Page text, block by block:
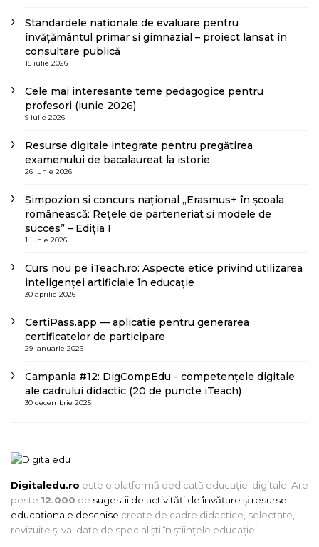
Standardele naționale de evaluare pentru
învățământul primar și gimnazial – proiect lansat în
consultare publică
15 iulie 2026
Cele mai interesante teme pedagogice pentru
profesori (iunie 2026)
9 iulie 2026
Resurse digitale integrate pentru pregătirea
examenului de bacalaureat la istorie
26 iunie 2026
Simpozion și concurs național „Erasmus+ în școala
românească: Rețele de parteneriat și modele de
succes” – Ediția I
1 iunie 2026
Curs nou pe iTeach.ro: Aspecte etice privind utilizarea
inteligenței artificiale în educație
30 aprilie 2026
CertiPass.app — aplicație pentru generarea
certificatelor de participare
29 ianuarie 2026
Campania #12: DigCompEdu - competențele digitale
ale cadrului didactic (20 de puncte iTeach)
30 decembrie 2025
Digitaledu.ro este o platformă dedicată educației digitale. Are
peste 12.000 de sugestii de activități de învățare și resurse
educaționale deschise create de cadre didactice, selectate,
revizuite și validate de specialiști în științele educației.